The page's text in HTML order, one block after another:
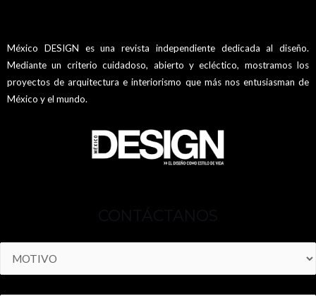
México DESIGN es una revista independiente dedicada al diseño.
Mediante un criterio cuidadoso, abierto y ecléctico, mostramos los
proyectos de arquitectura e interiorismo que más nos entusiasman de
México y el mundo.
CONTÁCTANOS